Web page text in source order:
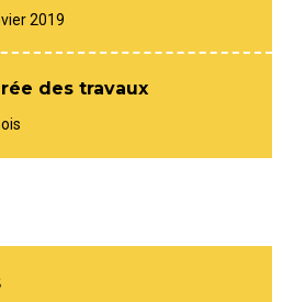
2019
des travaux